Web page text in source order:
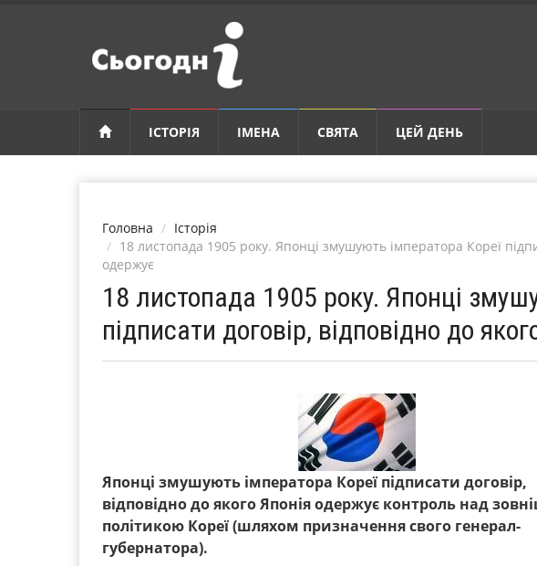
ІСТОРІЯ ІМЕНА СВЯТА ЦЕЙ ДЕНЬ
Головна
Історія
18 листопада 1905 року. Японці змушують імператора Кореї
одержує
18 листопада 1905 року. Японці
підписати договір, відповідно до
Японці змушують імператора Кореї підписати договір,
відповідно до якого Японія одержує контроль над
політикою Кореї (шляхом призначення свого генерал-
губернатора).